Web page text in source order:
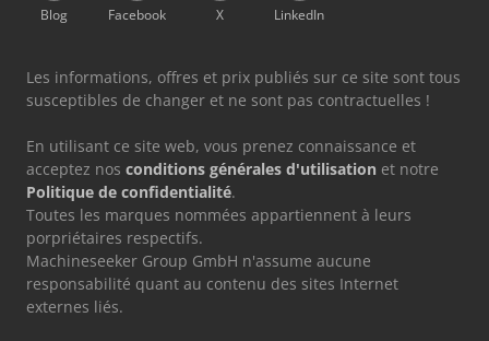
Blog Facebook X LinkedIn
Les informations, offres et prix publiés sur ce site sont tous
susceptibles de changer et ne sont pas contractuelles !
En utilisant ce site web, vous prenez connaissance et
acceptez nos conditions générales d'utilisation et notre
Politique de confidentialité.
Toutes les marques nommées appartiennent à leurs
porpriétaires respectifs.
Machineseeker Group GmbH n'assume aucune
responsabilité quant au contenu des sites Internet
externes liés.